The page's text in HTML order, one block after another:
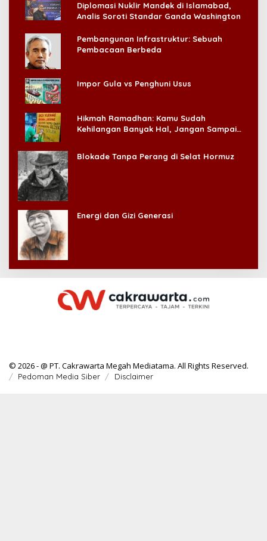
Diplomasi Nuklir Mandek di Islamabad,
Analis Soroti Standar Ganda Washington
Pembangunan Infrastruktur: Sebuah
Pembacaan Berbeda
Impor Gula vs Penghuni Usus
Hikmah Ramadhan: Kamu Sudah
Kehilangan Banyak Hal, Jangan Sampai
Blokade Tanpa Perang di Selat Hormuz
Energi dan Gizi Generasi
© 2026 - @ PT. Cakrawarta Megah Mediatama. All Rights Reserved.
Pedoman Media Siber Disclaimer